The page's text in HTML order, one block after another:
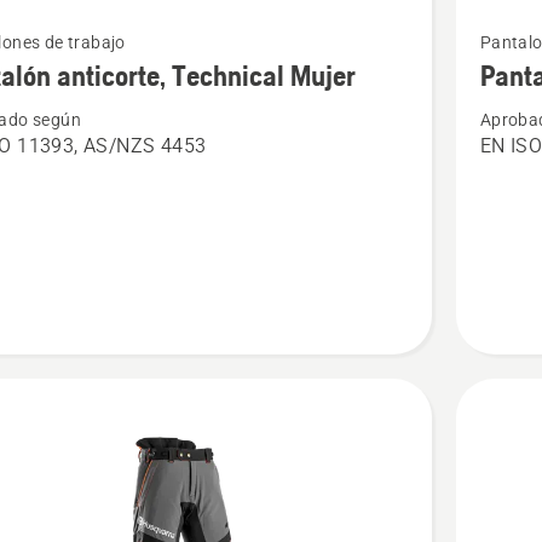
de trabajo
anticorte, Technical Mujer
según
11393, AS/NZS 4453
más
detalles
sobre
EN